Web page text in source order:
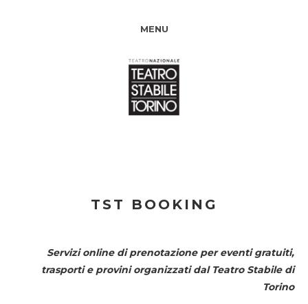
MENU
TST BOOKING
Servizi online di prenotazione per eventi gratuiti,
trasporti e provini organizzati dal Teatro Stabile di
Torino